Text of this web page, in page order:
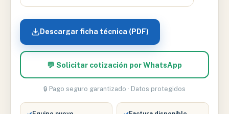
cantidad
Descargar ficha técnica (PDF)
💬 Solicitar cotización por WhatsApp
🔒 Pago seguro garantizado · Datos protegidos